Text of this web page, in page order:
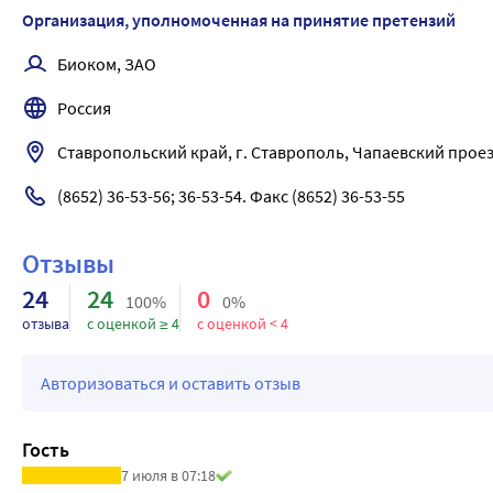
мл/мин) по сравнению с пациентами с нормальной
Никаких особенностей касательно безопасности у этой
снижения функции почек.
Организация, уполномоченная на принятие претензий
Биоком, ЗАО
Россия
Ставропольский край, г. Ставрополь, Чапаевский
(8652) 36-53-56; 36-53-54. Факс (8652) 36-53-55
Отзывы
24
отзыва
24 100%
с оценкой ≥ 4
0 0%
с оценкой < 4
Авторизоваться и оставить отзыв
Гость
7 июля в 07:18